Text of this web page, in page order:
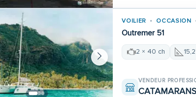
VOILIER OCCASION
Outremer 51
2 × 40 ch
VENDEUR